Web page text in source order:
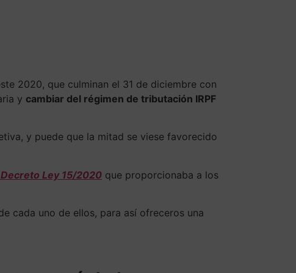
2020, que culminan el 31 de diciembre con
y cambiar del régimen de tributación IRPF
y puede que la mitad se viese favorecido
Ley 15/2020 que proporcionaba a los
cada uno de ellos, para así ofreceros una